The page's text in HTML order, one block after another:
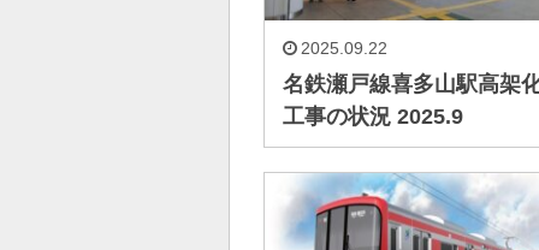
名鉄瀬戸線喜多山駅高架
工事の状況 2025.9
2025.09.22